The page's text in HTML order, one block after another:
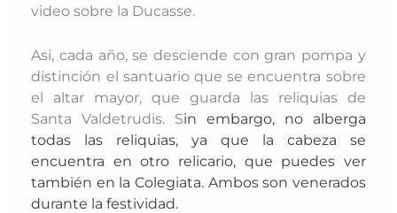
video sobre la Ducasse.
Así, cada año, se desciende con gran pompa y
distinción el santuario que se encuentra sobre
el altar mayor, que guarda las reliquias de
Santa Valdetrudis. Sin embargo, no alberga
todas las reliquias, ya que la cabeza se
encuentra en otro relicario, que puedes ver
también en la Colegiata. Ambos son venerados
durante la festividad.